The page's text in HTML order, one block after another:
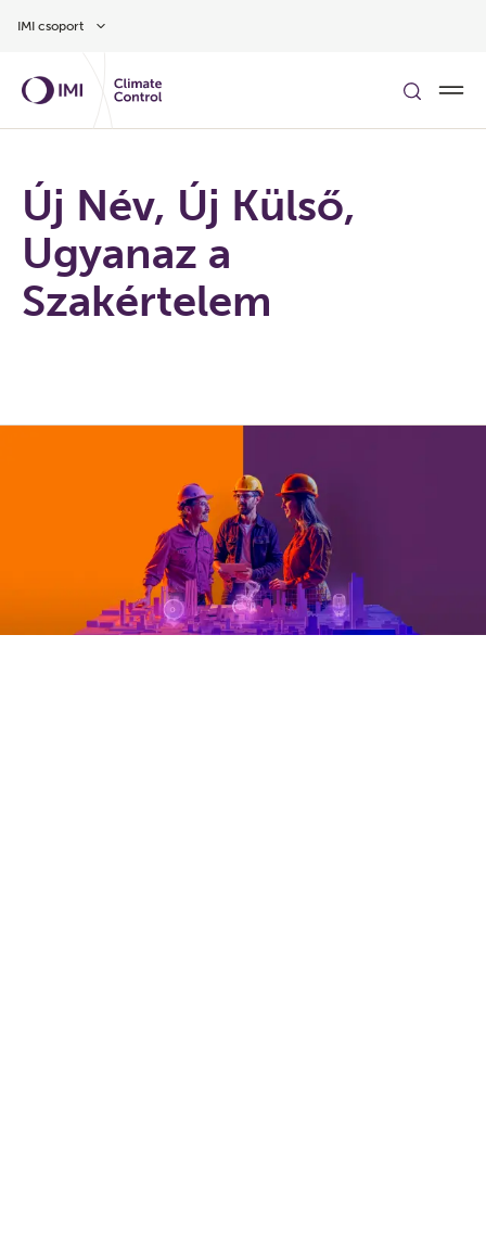
IMI csoport
Új Név, Új Külső,
Ugyanaz a
Szakértelem